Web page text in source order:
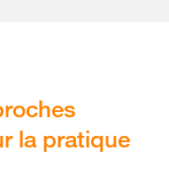
la pratique